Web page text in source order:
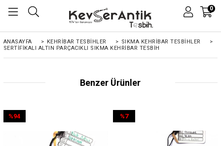
0
ANASAYFA > KEHRIBAR TESBIHLER > SIKMA KEHRİBAR TESBİHLER
>
SERTIFIKALI ALTIN PARÇACIKLI SIKMA KEHRIBAR TESBIH
Benzer Ürünler
%94
%7